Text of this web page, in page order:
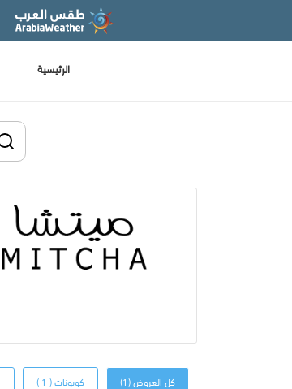
الرئيسية
كل العروض (1) كوبونات ( 1 )